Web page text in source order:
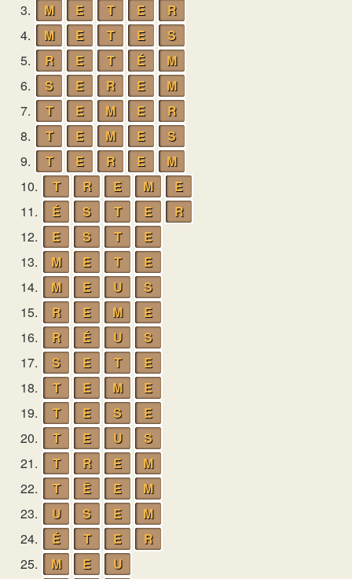
3.
M E T E
R
4.
M E T E
S
5.
R E T É
M
6.
S E R E
M
7.
T E M E
R
8.
T E M E
S
9.
T E R E
M
10.
T R E M
E
11.
É S T E
R
12.
E S T
E
13.
M E T
E
14.
M E U
S
15.
R E M
E
16.
R É U
S
17.
S E T
E
18.
T E M
E
19.
T E S
E
20.
T E U
S
21.
T R E
M
22.
T Ê E
M
23.
U S E
M
24.
É T E
R
25.
M E
U